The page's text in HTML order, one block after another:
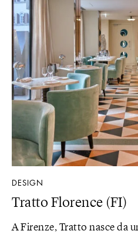
DESIGN
Tratto Florence (FI)
A Firenze, Tratto nasce da